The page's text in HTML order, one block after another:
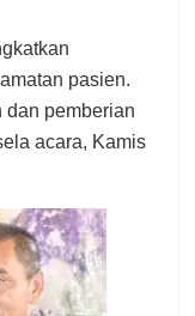
pasien.
dan pemberian
acara, Kamis